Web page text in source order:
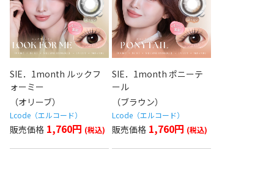
SIE．1month ルックフ
ォーミー
（オリーブ）
Lcode（エルコード）
1,760円
SIE．1month ポニーテ
ール
（ブラウン）
Lcode（エルコード）
1,760円